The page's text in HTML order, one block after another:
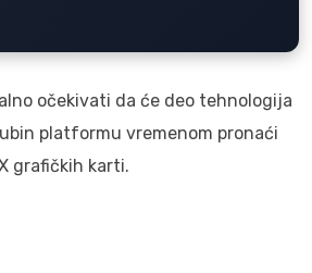
očekivati da će deo tehnologija
platformu vremenom pronaći
grafičkih karti.